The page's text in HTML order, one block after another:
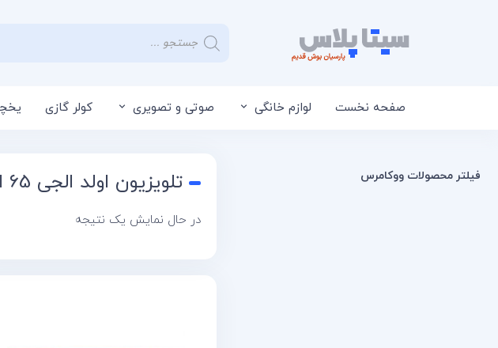
صفحه نخست لوازم خانگی صوتی و تصویری کولر گازی
تلویزیون اولد الجی 65 اینچ
در حال نمایش یک نتیجه
فیلتر محصولات ووکامرس